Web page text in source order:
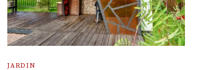
JARDIN